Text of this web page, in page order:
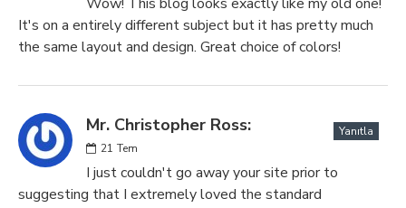
It's on a entirely different subject but it has pretty much
the same layout and design. Great choice of colors!
Mr. Christopher Ross:
21 Tem
Yanıtla
I just couldn't go away your site prior to
suggesting that I extremely loved the standard